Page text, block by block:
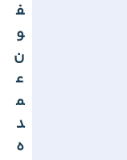
ف
و
ن
ع
م
د
ه